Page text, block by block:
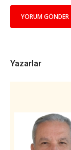
Yazarlar